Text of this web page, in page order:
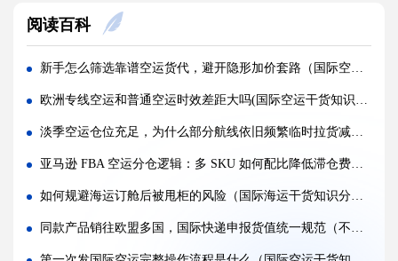
国际空运低申报被海关查到，罚款比例是多少?(国际空运干货知识分享)
国际空运的运单有什么作用，包含哪些关键信息（国际空运干货知识分享）
国内哪些港口是国际空运主流始发机场（国际空运干货知识分享）
什么是泡货、重货，国际空运分别怎么定价（国际空运干货知识分享）
国际空运直达与中转航班，该如何选择（不清楚的外贸人看过来）
国际空运客机和全货机分别适合运什么货物（国际空运干货知识分享）
国际空运直达与中转航班，该如何选择（国际快递干货知识分享）
国际空运完整运输流程分为哪几个步骤（国际空运干货知识分享）
阅读百科
新手怎么筛选靠谱空运货代，避开隐形加价套路（国际空运干货知识分享）
欧洲专线空运和普通空运时效差距大吗(国际空运干货知识分享)
淡季空运仓位充足，为什么部分航线依旧频繁临时拉货减舱（国际空运干货知识分享）
亚马逊 FBA 空运分仓逻辑：多 SKU 如何配比降低滞仓费（亚马逊卖家请注意）
如何规避海运订舱后被甩柜的风险（国际海运干货知识分享）
同款产品销往欧盟多国，国际快递申报货值统一规范（不清楚的外贸人看过来）